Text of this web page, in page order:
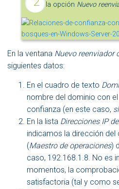
la opción Nuevo
En la ventana Nuevo reenviador
siguientes datos:
En el cuadro de texto
nombre del dominio con
confianza (en este caso,
En la lista Direcciones IP
indicamos la dirección del
(Maestro de operaciones)
caso, 192.168.1.8. No es
momentos, la
satisfactoria (tal y como